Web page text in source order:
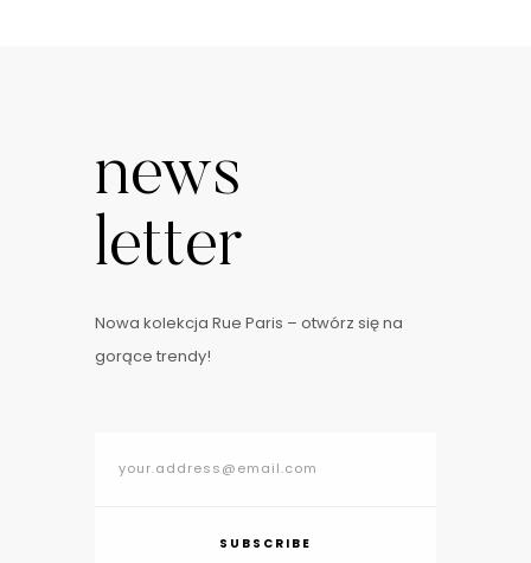
news
letter
Nowa kolekcja Rue Paris – otwórz się na
gorące trendy!
SUBSCRIBE